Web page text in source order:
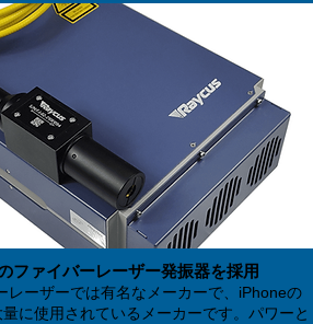
ファイバーレーザー発振器を採用
レーザーでは有名なメーカーで、iPhoneの
に使用されているメーカーです。パワーと